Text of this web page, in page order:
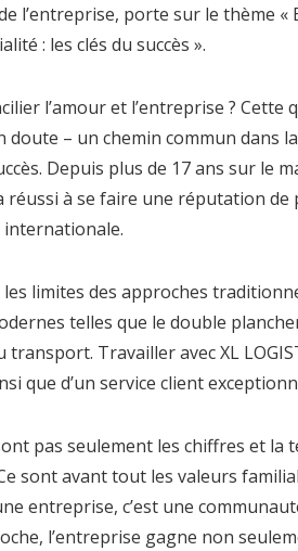
l’entreprise, porte sur le thème
: les clés du succès ».
l’amour et l’entreprise ?
doute – un chemin commun dans
Depuis plus de 17 ans sur le
réussi à se faire une réputation
limites des approches
telles que le double
transport. Travailler avec XL
que d’un service client
pas seulement les chiffres et
sont avant tout les valeurs
entreprise, c’est une
l’entreprise gagne non